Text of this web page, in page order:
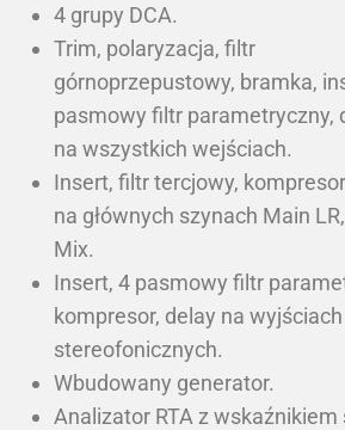
4 grupy DCA.
Trim, polaryzacja, filtr
górnoprzepustowy, bramka,
pasmowy filtr parametryczny,
na wszystkich wejściach.
Insert, filtr tercjowy,
na głównych szynach Main
Mix.
Insert, 4 pasmowy filtr
kompresor, delay na wyjściach
stereofonicznych.
Wbudowany generator.
Analizator RTA z wskaźnikiem